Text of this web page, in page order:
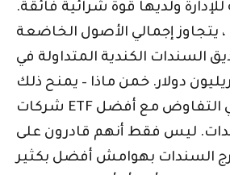
ولديها قوة شرائية فائقة.
يتجاوز إجمالي الأصول الخاضعة
السندات الكندية المتداولة في
2 تريليون دولار. خمن ماذا – يمنح ذلك
شركات ETF هذه نفوذاً هائلاً في التفاوض مع أفضل
ليس فقط أنهم قادرون على
السندات بهوامش أفضل بكثير